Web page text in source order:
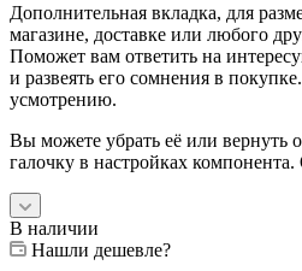
Дополнительная вкладка, для
магазине, доставке или любого
Поможет вам ответить на
и развеять его сомнения в
усмотрению.
Вы можете убрать её или вернуть
галочку в настройках
В наличии
Нашли дешевле?